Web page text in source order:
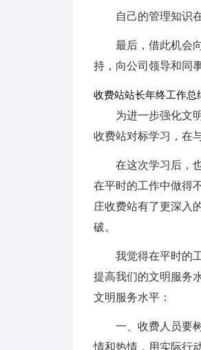
自己的管理知识
最后，借此机会
持，向公司领导和同
收费站站长年终工作总
为进一步强化文
收费站对标学习，在
在这次学习后，
在平时的工作中做得
庄收费站有了更深入
破。
我觉得在平时的
提高我们的文明服务
文明服务水平：
一、收费人员要
情和热情，用实际行